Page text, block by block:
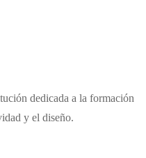
dedicada a la formación
y el diseño.